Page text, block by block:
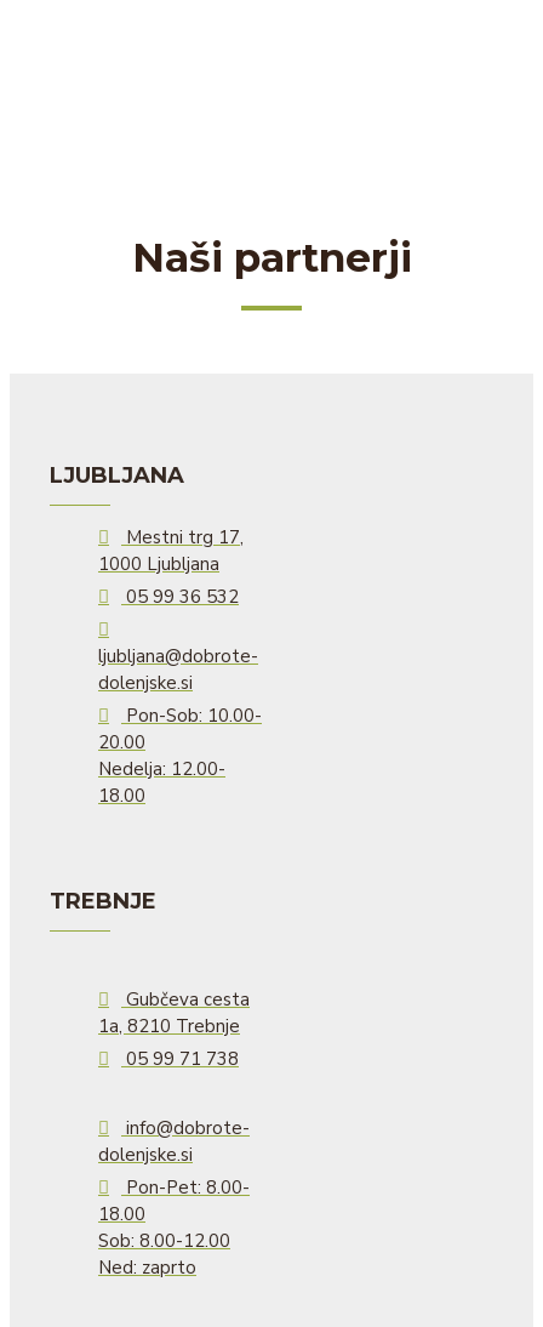
Naši partnerji
LJUBLJANA
Mestni trg 17,
1000 Ljubljana
05 99 36 532
ljubljana@dobrote-
dolenjske.si
Pon-Sob: 10.00-
20.00
Nedelja: 12.00-
18.00
TREBNJE
Gubčeva cesta
1a, 8210 Trebnje
05 99 71 738
info@dobrote-
dolenjske.si
Pon-Pet: 8.00-
18.00
Sob: 8.00-12.00
Ned: zaprto